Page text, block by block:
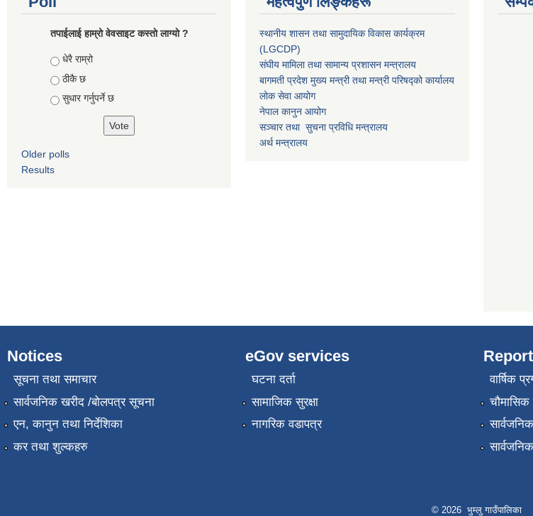
तपाईलाई हाम्रो वेवसाइट कस्ताे लाग्याे ?
Choices
धेरै राम्रो
ठीकै छ
सुधार गर्नुपर्ने छ
Older polls
Results
स्थानीय शासन तथा सामुदायिक विकास कार्यक्रम
(LGCDP)
संघीय मामिला तथा सामान्य प्रशासन मन्त्रालय
बागमती प्रदेश मुख्य मन्त्री तथा मन्त्री परिषद्को कार्यालय
लोक सेवा आयोग
नेपाल कानुन आयोग
सञ्चार तथा सुचना प्रविधि मन्त्रालय
अर्थ मन्त्रालय
Notices
सूचना तथा समाचार
सार्वजनिक खरीद /बोलपत्र सूचना
एन, कानुन तथा निर्देशिका
कर तथा शुल्कहरु
eGov services
घटना दर्ता
सामाजिक सुरक्षा
नागरिक वडापत्र
वार्षिक
चौमासिक
© 2026 भुम्लु गाउँपालिका